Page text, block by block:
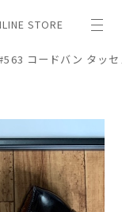
STORE
コードバン タッ